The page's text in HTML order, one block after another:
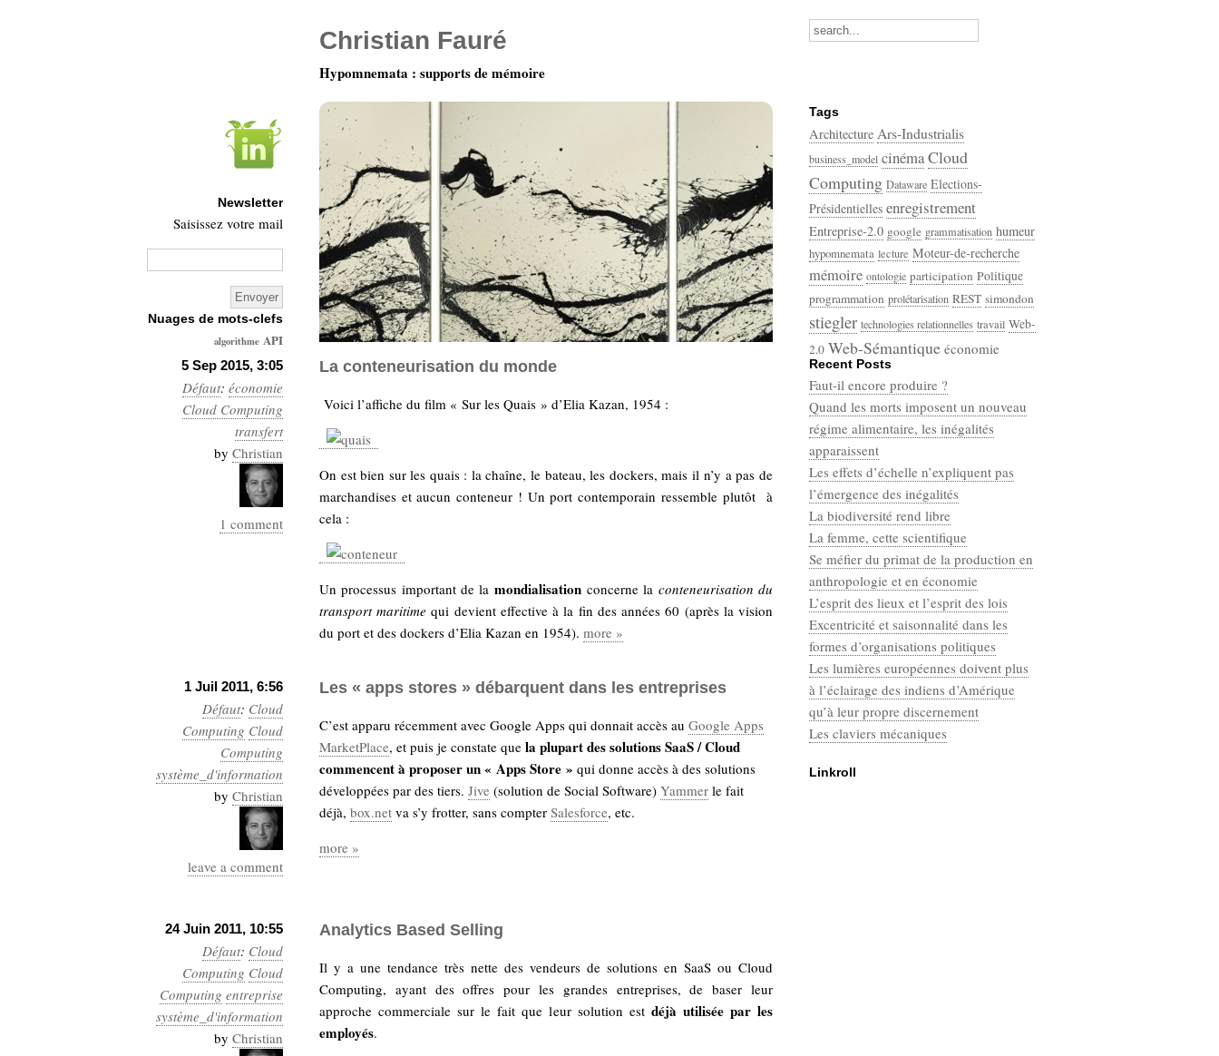
5 Sep 2015, 3:05
Défaut: économie
Cloud Computing
transfert
by Christian
1 comment
La conteneurisation du monde
Voici l’affiche du film « Sur les Quais » d’Elia Kazan, 1954 :
On est bien sur les quais : la chaîne, le bateau, les dockers, mais il n’y a pas de
marchandises et aucun conteneur ! Un port contemporain ressemble plutôt
à
cela :
Un processus important de la mondialisationconcerne la conteneurisation du
transport maritime qui devient effective à la fin des années 60 (après la vision
du port et des dockers d’Elia Kazan en 1954). more »
1 Juil 2011, 6:56
Défaut: Cloud
Computing Cloud
Computing
système_d'information
by Christian
leave a comment
Les « apps stores » débarquent dans les entreprises
C’est apparu récemment avec Google Apps qui donnait accès au Google Apps
MarketPlace, et puis je constate que la plupart des solutions SaaS / Cloud
commencent à proposer un « Apps Store » qui donne accès à des solutions
développées par des tiers. Jive (solution de Social Software) Yammer le fait
déjà, box.net va s’y frotter, sans compter Salesforce, etc.
more »
24 Juin 2011, 10:55
Défaut: Cloud
Computing Cloud
Computing entreprise
système_d'information
by Christian
Analytics Based Selling
Il y a une tendance très nette des vendeurs de solutions en SaaS ou Cloud
Computing, ayant des offres pour les grandes entreprises, de baser leur
approche commerciale sur le fait que leur solution est déjà utilisée par les
employés.
Recent Posts
Faut-il encore produire ?
Quand les morts imposent un nouveau
régime alimentaire, les inégalités
apparaissent
Les effets d’échelle n’expliquent pas
l’émergence des inégalités
La biodiversité rend libre
La femme, cette scientifique
Se méfier du primat de la production en
anthropologie et en économie
L’esprit des lieux et l’esprit des lois
Excentricité et saisonnalité dans les
formes d’organisations politiques
Les lumières européennes doivent plus
à l’éclairage des indiens d’Amérique
qu’à leur propre discernement
Les claviers mécaniques
Linkroll
Christian Fauré
Hypomnemata : supports de mémoire
Newsletter
Saisissez votre mail
Nuages de mots-clefs
algorithme API
Architecture
Ars-
Industrialis
business_model
cinéma
Cloud
enregistrement
Entreprise-
2.0google
grammatisation
humeur
lecture
management_des_connaissances
milieu_associé Moteur-
mémoire ontologie
participation
Politique Probabilité
programmation projet
prolétarisation REST
Social-Network
Tags
Architecture Ars-Industrialis
business_model cinémaCloud
Computing Dataware Elections-
Présidentielles enregistrement
Entreprise-2.0 google grammatisation humeur
hypomnemata lecture Moteur-de-recherche
mémoire ontologie participation Politique
programmation prolétarisation REST simondon
stiegler technologies relationnelles travail Web-
2.0 Web-Sémantique économie
écriture
Categories
Défaut